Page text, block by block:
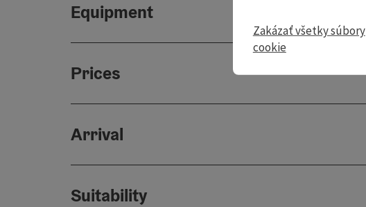
Equipment
Prices
Arrival
Suitability
Zakázať všetky súbory
cookie